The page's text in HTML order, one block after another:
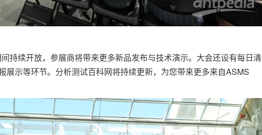
续开放，参展商将带来更多新品发布与技术演示。大会还设有每日清
展示等环节。分析测试百科网将持续更新，为您带来更多来自ASMS